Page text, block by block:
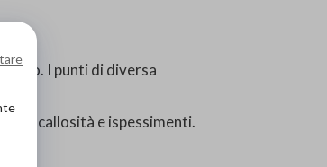
I punti di diversa
callosità e ispessimenti.